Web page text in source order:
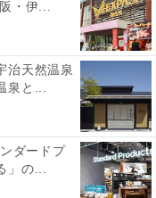
About ニュース 旅行
してご紹介。日々更新
ル・キャンペーン情報
です。さらに、ここで
員による宿泊レビュー
アルな様子を紹介しま
...続きを読む
・伊...
治天然温泉
泉と...
ダードプ
」の...